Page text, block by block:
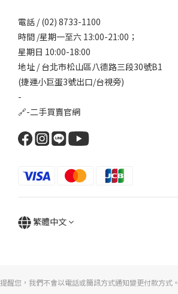
電話 / (02) 8733-1100
時間 /星期一至六 13:00-21:00；
星期日 10:00-18:00
地址 / 台北市松山區八德路三段30號B1
(捷運小巨蛋3號出口/台視旁)
-
🔗-二手買賣官網
繁體中文
提醒您，我們不會以電話或簡訊方式通知變更付款方式。